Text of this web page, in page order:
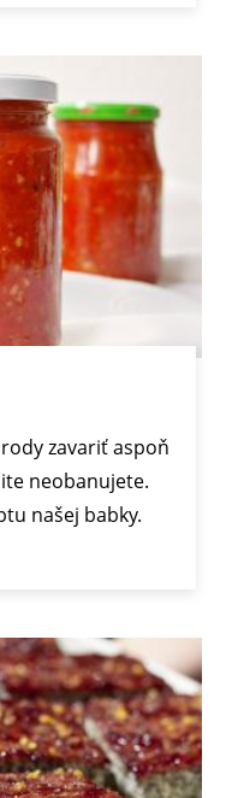
zavariť aspoň
neobanujete.
našej babky.